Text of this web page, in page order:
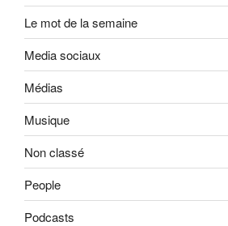
Le mot de la semaine
Media sociaux
Médias
Musique
Non classé
People
Podcasts